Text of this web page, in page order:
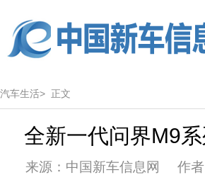
汽车生活> 正文
全新一代问界M9
来源：中国新车信息网 作